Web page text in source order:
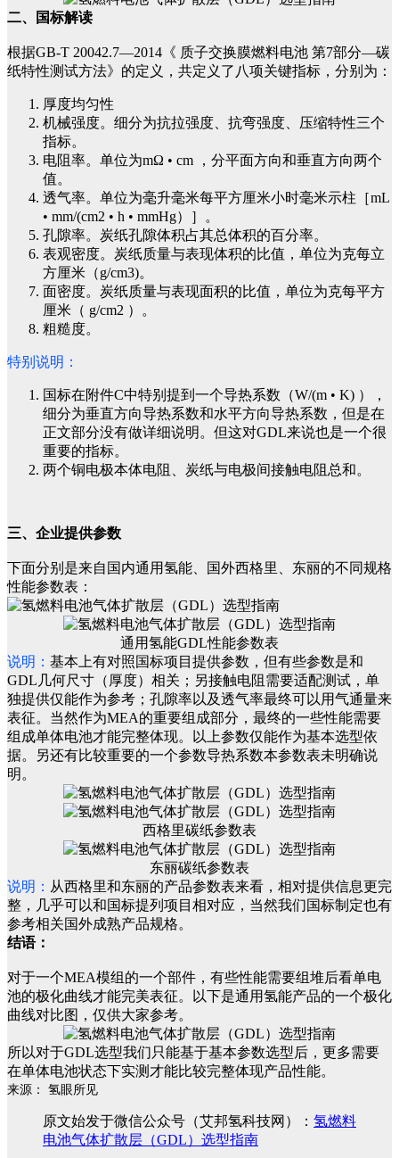
二、国标解读
根据GB-T 20042.7—2014《 质子交换膜燃料电池 第7部分—碳
纸特性测试方法》的定义，共定义了八项关键指标，分别为：
厚度均匀性
机械强度。细分为抗拉强度、抗弯强度、压缩特性三个
指标。
电阻率。单位为mΩ • cm ，分平面方向和垂直方向两个
值。
透气率。单位为毫升毫米每平方厘米小时毫米示柱［mL
• mm/(cm2 • h • mmHg）］。
孔隙率。炭纸孔隙体积占其总体积的百分率。
表观密度。炭纸质量与表现体积的比值，单位为克每立
方厘米（g/cm3)。
面密度。炭纸质量与表现面积的比值，单位为克每平方
厘米（ g/cm2 ）。
粗糙度。
特别说明：
国标在附件C中特别提到一个导热系数（W/(m • K) ），
细分为垂直方向导热系数和水平方向导热系数，但是在
正文部分没有做详细说明。但这对GDL来说也是一个很
重要的指标。
两个铜电极本体电阻、炭纸与电极间接触电阻总和。
三、企业提供参数
下面分别是来自国内通用氢能、国外西格里、东丽的不同规格
性能参数表：
通用氢能GDL性能参数表
说明： 基本上有对照国标项目提供参数，但有些参数是和
GDL几何尺寸（厚度）相关；另接触电阻需要适配测试，单
独提供仅能作为参考；孔隙率以及透气率最终可以用气通量来
表征。当然作为MEA的重要组成部分，最终的一些性能需要
组成单体电池才能完整体现。以上参数仅能作为基本选型依
据。另还有比较重要的一个参数导热系数本参数表未明确说
明。
西格里碳纸参数表
东丽碳纸参数表
说明： 从西格里和东丽的产品参数表来看，相对提供信息更完
整，几乎可以和国标提列项目相对应，当然我们国标制定也有
参考相关国外成熟产品规格。
结语：
对于一个MEA模组的一个部件，有些性能需要组堆后看单电
池的极化曲线才能完美表征。以下是通用氢能产品的一个极化
曲线对比图，仅供大家参考。
所以对于GDL选型我们只能基于基本参数选型后，更多需要
在单体电池状态下实测才能比较完整体现产品性能。
来源： 氢眼所见
原文始发于微信公众号（艾邦氢科技网）： 氢燃料
电池气体扩散层（GDL）选型指南